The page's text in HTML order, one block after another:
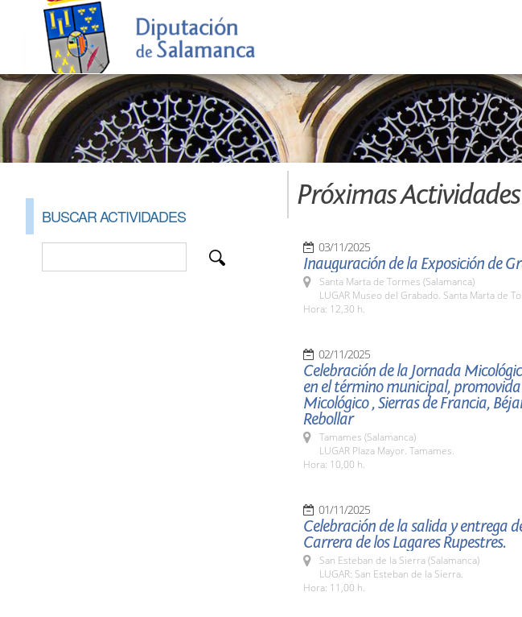
BUSCAR ACTIVIDADES
Próximas
03/11/2025
Inauguración de la Exposición de
Santa Marta de Tormes (Salamanca)
LUGAR Museo del Grabado. Santa Marta de
Hora: 12,30 h.
02/11/2025
Celebración de la Jornada
en el término municipal,
Micológico , Sierras de Francia,
Rebollar
Tamames (Salamanca)
LUGAR Plaza Mayor. Tamames.
Hora: 10,00 h.
01/11/2025
Celebración de la salida y entrega
Carrera de los Lagares Rupestres.
San Esteban de la Sierra (Salamanca)
LUGAR: San Esteban de la Sierra.
Hora: 11,00 h.